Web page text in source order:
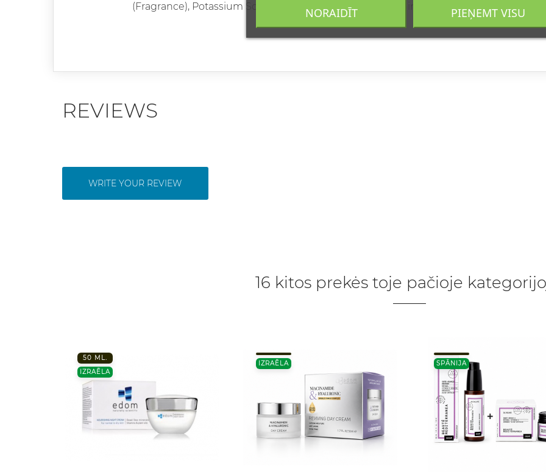
(Fragrance), Potassium Sorbate, Tetrasodium Edta, Lecithin, Hydrogenated Lecithin,
REVIEWS
WRITE YOUR REVIEW
16 kitos prekės toje pačioje
50 ML.
IZRAĒLA
IZRAĒLA SPĀNIJA
NORAIDĪT PIEŅEMT VISU